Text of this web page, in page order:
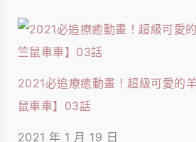
2021必追療癒動畫！超級可愛的
鼠車車】03話
2021 年 1 月 19 日